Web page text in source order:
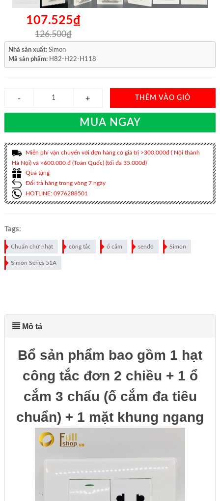
107.525₫
126.500₫
Nhà sản xuất: Simon
Mã sản phẩm: H82-H22-H118
THÊM VÀO GIỎ
MUA NGAY
Miễn phí vận chuyển với đơn hàng có giá trị >300.000đ ( Nội thành
Hà Nội) và >600.000 đ (Toàn Quốc) (tối đa 35.000đ)
Quà tặng
Đổi trả hàng trong vòng 7 ngày
HOTLINE: 0976288501
Tags:
Chuẩn chữ nhật công tắc ổ cắm sendo Simon
Simon Series 51A
Mô tả
Bổ sản phẩm bao gồm 1 hạt
công tắc đơn 2 chiều + 1 ổ
cắm 3 chấu (ổ cắm đa tiêu
chuẩn) + 1 mặt khung ngang